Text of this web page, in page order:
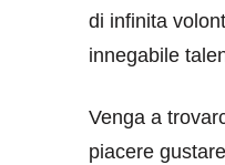
di infinita
innegabile
Venga a
piacere